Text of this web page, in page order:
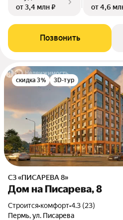
от 3,4 млн ₽
от 4,6
Позвонить
скидка 3% 3D-тур
СЗ «ПИСАРЕВА 8»
Дом на Писарева, 8
Строится•комфорт•4.3 (23)
Пермь, ул. Писарева